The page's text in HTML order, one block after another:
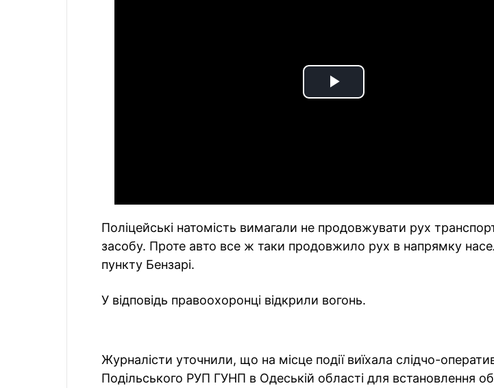
Play
Поліцейські натомість вимагали не продовжувати рух
засобу. Проте авто все ж таки продовжило рух в напрямку
пункту Бензарі.
У відповідь правоохоронці відкрили вогонь.
Журналісти уточнили, що на місце події виїхала слідчо-
Подільського РУП ГУНП в Одеській області для встановлення